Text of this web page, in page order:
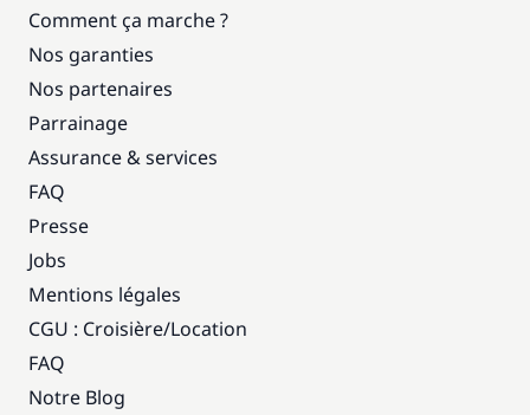
Comment ça marche ?
Nos garanties
Nos partenaires
Parrainage
Assurance & services
FAQ
Presse
Jobs
Mentions légales
CGU : Croisière/Location
FAQ
Notre Blog